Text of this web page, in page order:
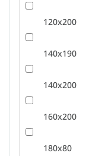
120x200
140x190
140x200
160x200
180x80